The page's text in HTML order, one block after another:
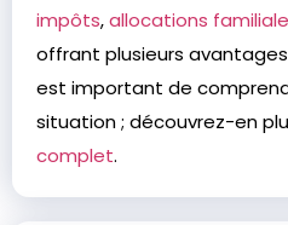
impôts,allocations
offrant plusieurs
est important de
situation ; découvrez-en
complet.